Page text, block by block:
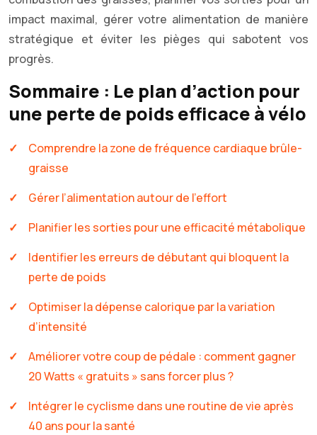
impact maximal, gérer votre alimentation de manière
stratégique et éviter les pièges qui sabotent vos
progrès.
Sommaire : Le plan d’action pour
une perte de poids efficace à vélo
Comprendre la zone de fréquence cardiaque brûle-
graisse
Gérer l’alimentation autour de l’effort
Planifier les sorties pour une efficacité métabolique
Identifier les erreurs de débutant qui bloquent la
perte de poids
Optimiser la dépense calorique par la variation
d’intensité
Améliorer votre coup de pédale : comment gagner
20 Watts « gratuits » sans forcer plus ?
Intégrer le cyclisme dans une routine de vie après
40 ans pour la santé